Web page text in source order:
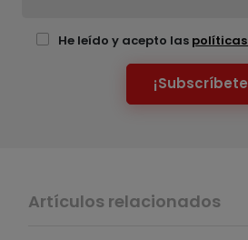
He leído y acepto las
Artículos relacionados